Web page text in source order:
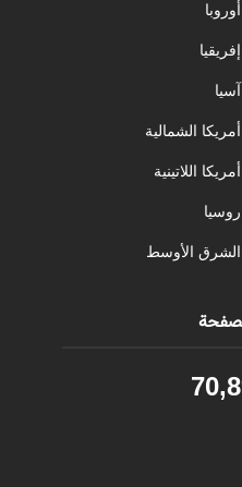
أوروبا
إفريقيا
آسيا
أمريكا الشمالية
أمريكا اللاتينية
روسيا
الشرق الأوسط